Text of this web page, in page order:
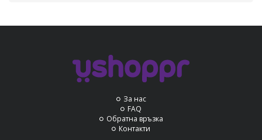
За нас
FAQ
Обратна връзка
Контакти